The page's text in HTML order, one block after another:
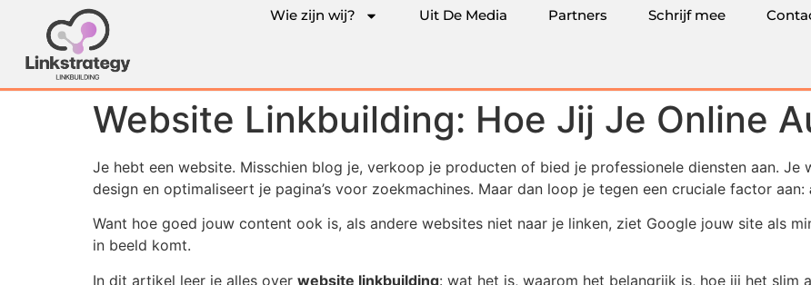
Wie zijn wij? Uit De Media Partners Schrijf mee
Website Linkbuilding: Hoe Jij Je Online
Je hebt een website. Misschien blog je, verkoop je producten of bied je professionele diensten aan.
design en optimaliseert je pagina’s voor zoekmachines. Maar dan loop je tegen een cruciale factor aan:
Want hoe goed jouw content ook is, als andere websites niet naar je linken, ziet Google jouw site als
in beeld komt.
In dit artikel leer je alles over website linkbuilding: wat het is, waarom het belangrijk is, hoe jij het slim